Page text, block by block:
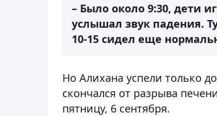
– Было около 9:30, дети
услышал звук падения.
10-15 сидел еще
Но Алихана успели только
скончался от разрыва
пятницу, 6 сентября.